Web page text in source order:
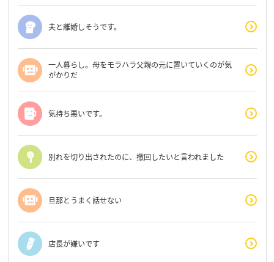
夫と離婚しそうです。
一人暮らし。母をモラハラ父親の元に置いていくのが気
がかりだ
気持ち悪いです。
別れを切り出されたのに、撤回したいと言われました
旦那とうまく話せない
店長が嫌いです